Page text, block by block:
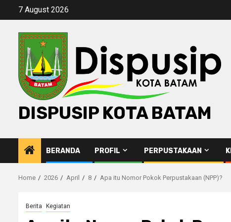
7 August 2026
DISPUSIP KOTA BATAM
BERANDA PROFIL PERPUSTAKAAN
Home 2026 April 8 Apa itu Nomor Pokok Perpustakaan (NPP)?
Berita Kegiatan